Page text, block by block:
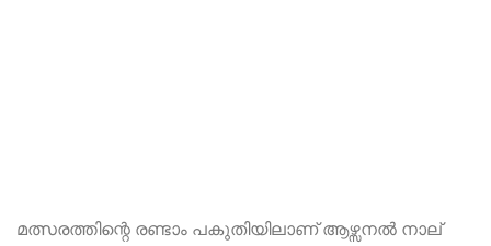
മത്സരത്തിന്റെ രണ്ടാം പകുതിയിലാണ് ആഴ്സനൽ നാല്